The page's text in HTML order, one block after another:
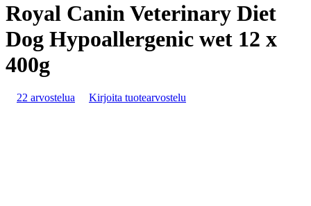
Royal Canin Veterinary Diet
Dog Hypoallergenic wet 12 x
400g
22 arvostelua Kirjoita tuotearvostelu